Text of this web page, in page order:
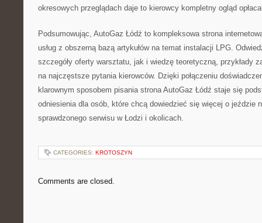
okresowych przeglądach daje to kierowcy kompletny ogląd
Podsumowując, AutoGaz Łódź to kompleksowa strona
usług z obszerną bazą artykułów na temat instalacji LPG.
szczegóły oferty warsztatu, jak i wiedzę teoretyczną, przykłady
na najczęstsze pytania kierowców. Dzięki połączeniu
klarownym sposobem pisania strona AutoGaz Łódź staje się
odniesienia dla osób, które chcą dowiedzieć się więcej o jeździe
sprawdzonego serwisu w Łodzi i okolicach.
CATEGORIES: KROTOSZYN
Comments are closed.